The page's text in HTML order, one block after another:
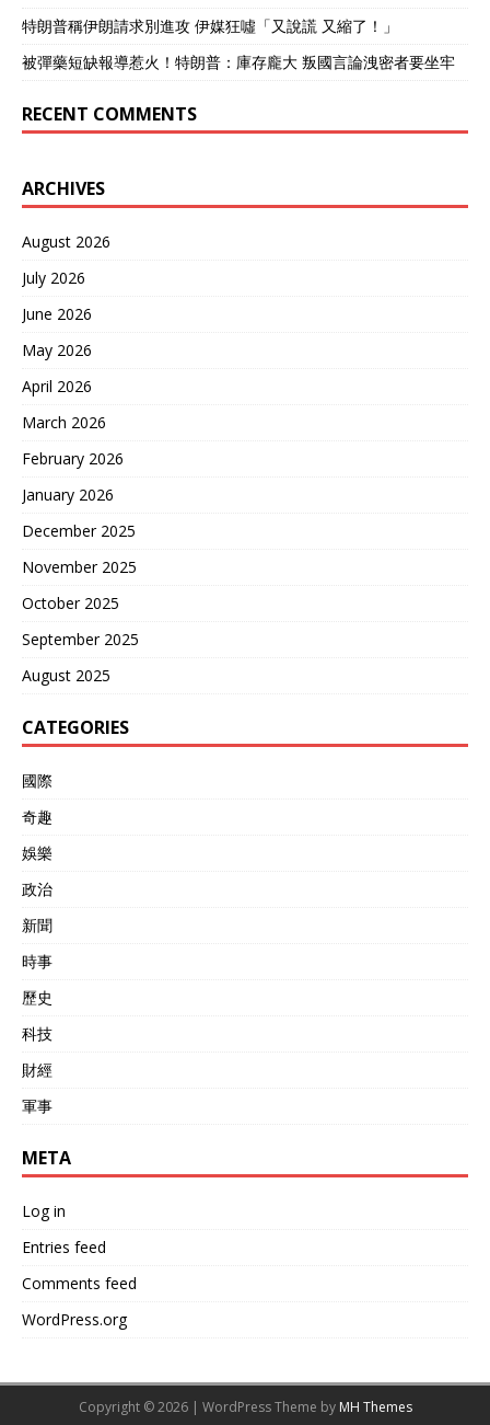
特朗普稱伊朗請求別進攻 伊媒狂噓「又說謊 又縮了！」
被彈藥短缺報導惹火！特朗普：庫存龐大 叛國言論洩密者要坐牢
RECENT COMMENTS
ARCHIVES
August 2026
July 2026
June 2026
May 2026
April 2026
March 2026
February 2026
January 2026
December 2025
November 2025
October 2025
September 2025
August 2025
CATEGORIES
國際
奇趣
娛樂
政治
新聞
時事
歷史
科技
財經
軍事
META
Log in
Entries feed
Comments feed
WordPress.org
Copyright © 2026 | WordPress Theme by MH Themes